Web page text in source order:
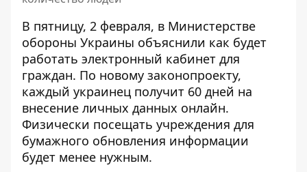
В пятницу, 2 февраля, в Министерстве
обороны Украины объяснили как будет
работать электронный кабинет для
граждан. По новому законопроекту,
каждый украинец получит 60 дней на
внесение личных данных онлайн.
Физически посещать учреждения для
бумажного обновления информации
будет менее нужным.